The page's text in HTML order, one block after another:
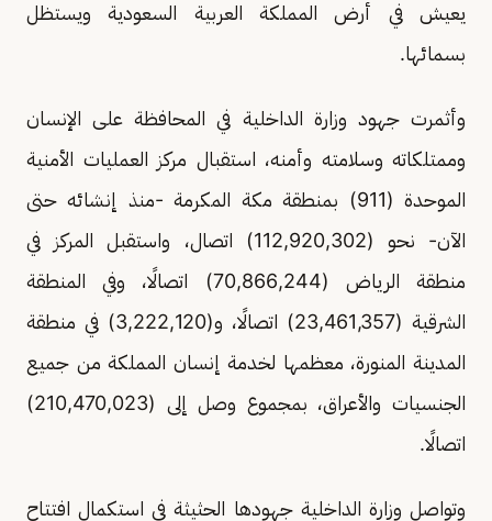
يعيش في أرض المملكة العربية السعودية ويستظل
بسمائها.
وأثمرت جهود وزارة الداخلية في المحافظة على الإنسان
وممتلكاته وسلامته وأمنه، استقبال مركز العمليات الأمنية
الموحدة (911) بمنطقة مكة المكرمة -منذ إنشائه حتى
الآن- نحو (112,920,302) اتصال، واستقبل المركز في
منطقة الرياض (70,866,244) اتصالًا، وفي المنطقة
الشرقية (23,461,357) اتصالًا، و(3,222,120) في منطقة
المدينة المنورة، معظمها لخدمة إنسان المملكة من جميع
الجنسيات والأعراق، بمجموع وصل إلى (210,470,023)
اتصالًا.
وتواصل وزارة الداخلية جهودها الحثيثة في استكمال افتتاح